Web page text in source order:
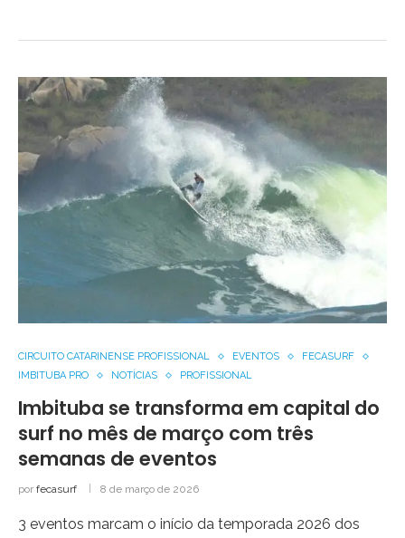
CIRCUITO CATARINENSE PROFISSIONAL EVENTOS
FECASURF
IMBITUBA PRO
NOTÍCIAS PROFISSIONAL
Imbituba se transforma em capital do
surf no mês de março com três
semanas de eventos
por fecasurf 8 de março de 2026
3 eventos marcam o início da temporada 2026 dos